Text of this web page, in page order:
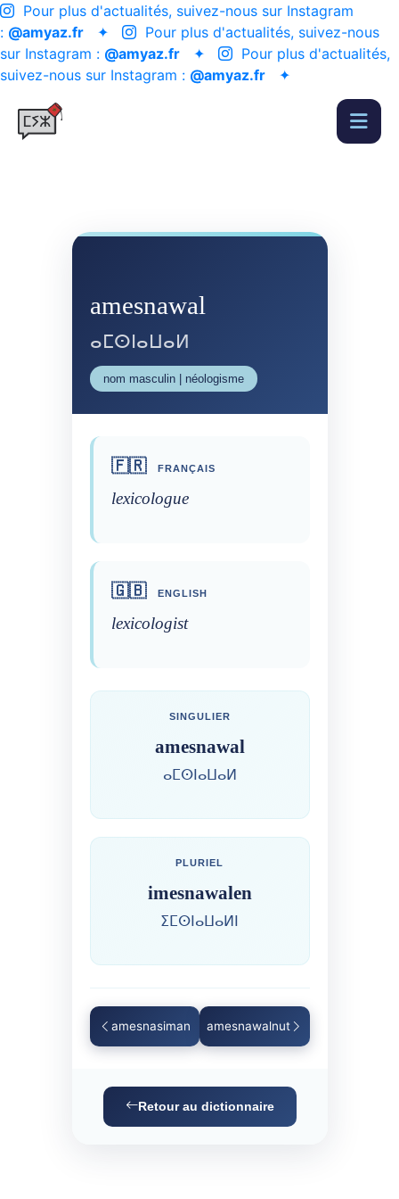
Pour plus d'actualités, suivez-nous sur Instagram
: @amyaz.fr ✦
Pour plus d'actualités, suivez-nous
sur Instagram : @amyaz.fr ✦
Pour plus d'actualités,
suivez-nous sur Instagram : @amyaz.fr ✦
amesnawal
ⴰⵎⵙⵏⴰⵡⴰⵍ
nom masculin | néologisme
🇫🇷 FRANÇAIS
lexicologue
🇬🇧 ENGLISH
lexicologist
SINGULIER
amesnawal
ⴰⵎⵙⵏⴰⵡⴰⵍ
PLURIEL
imesnawalen
ⵉⵎⵙⵏⴰⵡⴰⵍⵏ
amesnasiman amesnawalnut
Retour au dictionnaire